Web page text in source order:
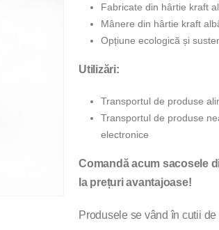
Fabricate din hârtie kraft
Mânere din hârtie kraft
Opțiune ecologică și
Utilizări:
Transportul de produse
Transportul de produse
electronice
Comandă acum sacosele
la prețuri avantajoase!
Produsele se vând în cutii